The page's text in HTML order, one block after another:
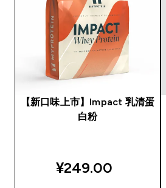
【新口味上市】Impact 乳清蛋
白粉
¥249.00‎